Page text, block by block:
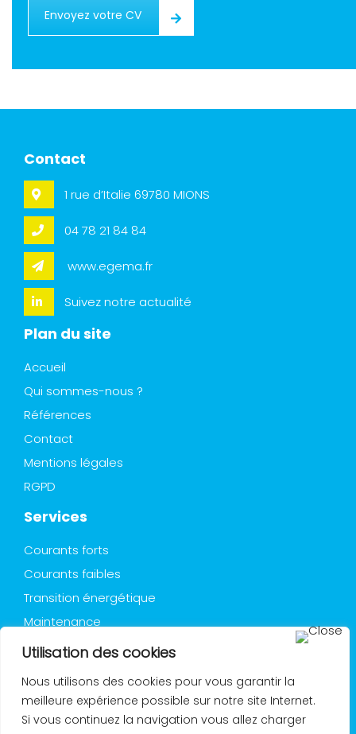
Utilisation des cookies
Nous utilisons des cookies pour vous garantir la
meilleure expérience possible sur notre site Internet.
Si vous continuez la navigation vous allez charger
Envoyez votre CV
Contact
1 rue d’Italie 69780 MIONS
04 78 21 84 84
www.egema.fr
Suivez notre actualité
Plan du site
Accueil
Qui sommes-nous ?
Références
Contact
Mentions légales
RGPD
Services
Courants forts
Courants faibles
Transition énergétique
Maintenance
A propos
Installations électriques, automatismes et énergies
renouvelables pour ERP et Retail . Nous intervenons